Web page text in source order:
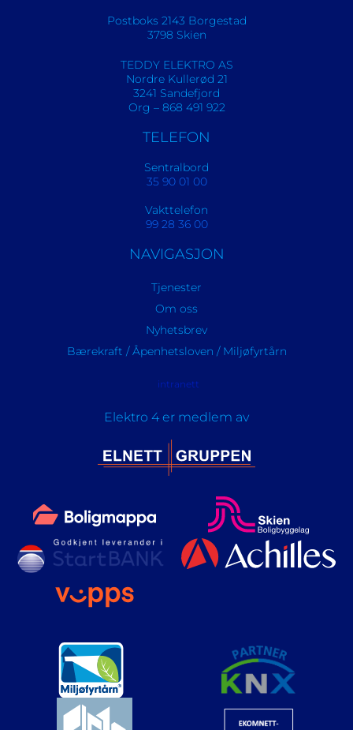
Postboks 2143 Borgestad
3798 Skien
TEDDY ELEKTRO AS
Nordre Kullerød 21
3241 Sandefjord
Org – 868 491 922
TELEFON
Sentralbord
35 90 01 00
Vakttelefon
99 28 36 00
NAVIGASJON
Tjenester
Om oss
Nyhetsbrev
Bærekraft / Åpenhetsloven / Miljøfyrtårn
intranett
Elektro 4 er medlem av